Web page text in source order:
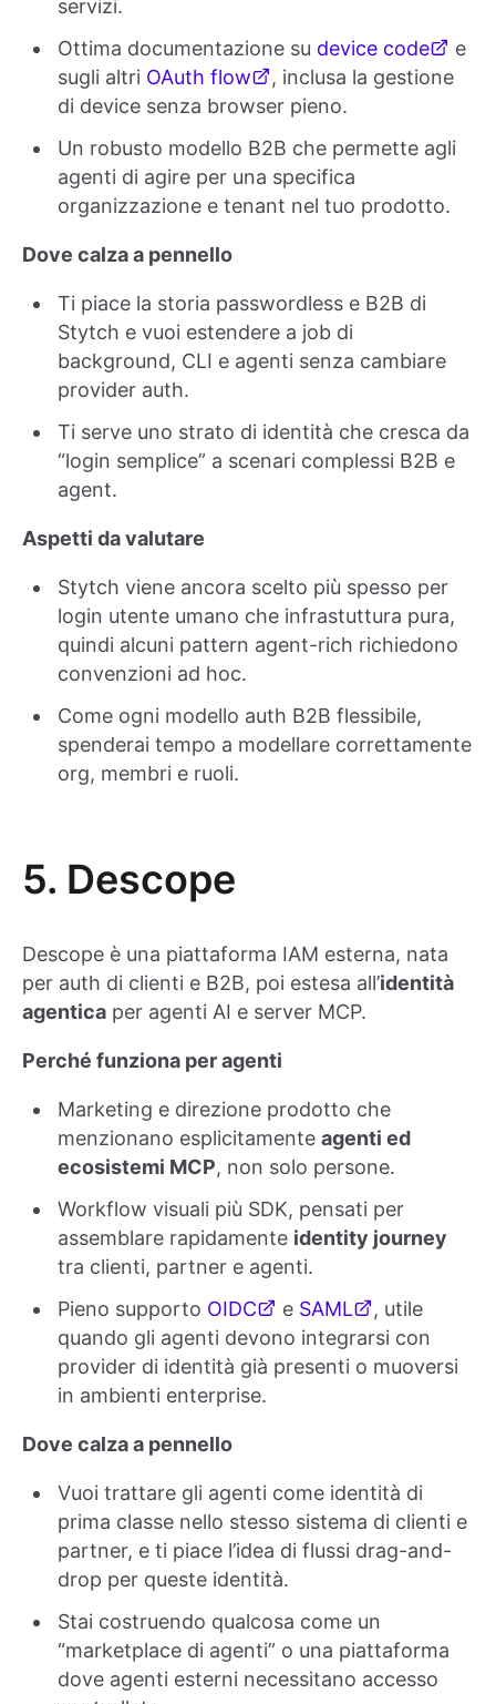
servizi.
Ottima documentazione su device code
e
sugli altri OAuth flow
, inclusa la gestione
di device senza browser pieno.
Un robusto modello B2B che permette agli
agenti di agire per una specifica
organizzazione e tenant nel tuo prodotto.
Dove calza a pennello
Ti piace la storia passwordless e B2B di
Stytch e vuoi estendere a job di
background, CLI e agenti senza cambiare
provider auth.
Ti serve uno strato di identità che cresca da
“login semplice” a scenari complessi B2B e
agent.
Aspetti da valutare
Stytch viene ancora scelto più spesso per
login utente umano che infrastuttura pura,
quindi alcuni pattern agent-rich richiedono
convenzioni ad hoc.
Come ogni modello auth B2B flessibile,
spenderai tempo a modellare correttamente
org, membri e ruoli.
5. Descope
Descope è una piattaforma IAM esterna, nata
per auth di clienti e B2B, poi estesa all’identità
agentica per agenti AI e server MCP.
Perché funziona per agenti
Marketing e direzione prodotto che
menzionano esplicitamente agenti ed
ecosistemi MCP, non solo persone.
Workflow visuali più SDK, pensati per
assemblare rapidamente identity journey
tra clienti, partner e agenti.
Pieno supporto OIDC e SAML
, utile
quando gli agenti devono integrarsi con
provider di identità già presenti o muoversi
in ambienti enterprise.
Dove calza a pennello
Vuoi trattare gli agenti come identità di
prima classe nello stesso sistema di clienti e
partner, e ti piace l’idea di flussi drag-and-
drop per queste identità.
Stai costruendo qualcosa come un
“marketplace di agenti” o una piattaforma
dove agenti esterni necessitano accesso